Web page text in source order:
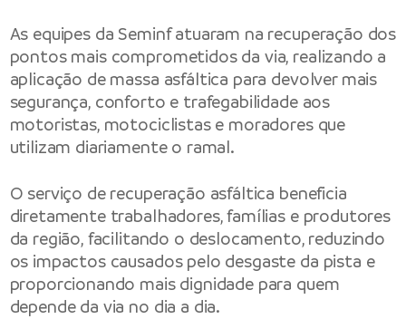
As equipes da Seminf atuaram na recuperação dos
pontos mais comprometidos da via, realizando a
aplicação de massa asfáltica para devolver mais
segurança, conforto e trafegabilidade aos
motoristas, motociclistas e moradores que
utilizam diariamente o ramal.
O serviço de recuperação asfáltica beneficia
diretamente trabalhadores, famílias e produtores
da região, facilitando o deslocamento, reduzindo
os impactos causados pelo desgaste da pista e
proporcionando mais dignidade para quem
depende da via no dia a dia.